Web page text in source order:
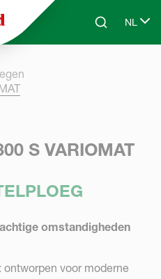
Skip to main contentSearchNL
Select
S VARIOMAT
omstandigheden
voor moderne